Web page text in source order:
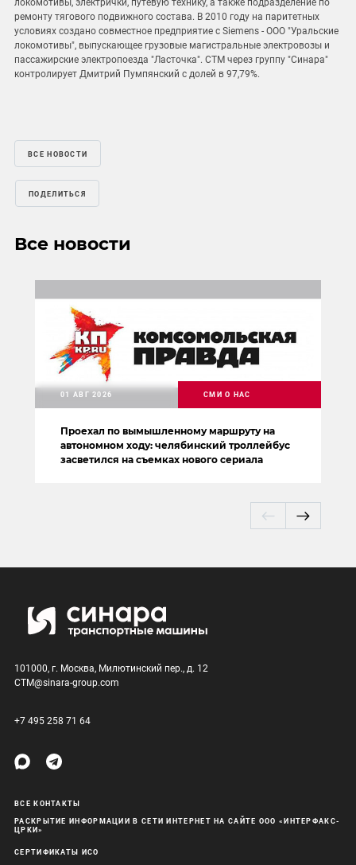
локомотивы, электрички, путевую технику, а также подразделение по
ремонту тягового подвижного состава. В 2010 году на паритетных
условиях создано совместное предприятие с Siemens - ООО "Уральские
локомотивы", выпускающее грузовые магистральные электровозы и
пассажирские электропоезда "Ласточка". СТМ через группу "Синара"
контролирует Дмитрий Пумпянский с долей в 97,79%.
ВСЕ НОВОСТИ
ПОДЕЛИТЬСЯ
Все новости
Проехал по вымышленному маршруту на
автономном ходу: челябинский троллейбус
засветился на съемках нового сериала
01 АВГ 2026 СМИ О НАС
101000, г. Москва, Милютинский пер., д. 12
CTM@sinara-group.com
+7 495 258 71 64
ВСЕ КОНТАКТЫ
РАСКРЫТИЕ ИНФОРМАЦИИ В СЕТИ ИНТЕРНЕТ НА САЙТЕ ООО «ИНТЕРФАКС-
ЦРКИ»
СЕРТИФИКАТЫ ИСО